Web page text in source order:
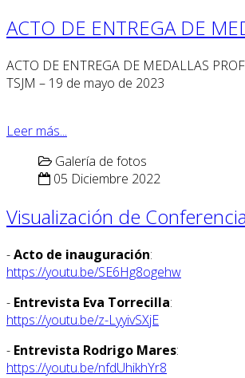
ACTO DE ENTREGA DE
ACTO DE ENTREGA DE MEDALLAS
TSJM – 19 de mayo de 2023
Leer más...
Galería de fotos
05 Diciembre 2022
Visualización de
-Acto de inauguración:
https://youtu.be/SE6Hg8ogehw
- Entrevista Eva Torrecilla:
https://youtu.be/z-LyyivSXjE
- Entrevista Rodrigo Mares:
https://youtu.be/nfdUhikhYr8